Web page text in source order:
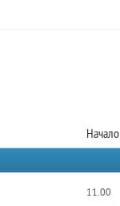
Начало
11.00